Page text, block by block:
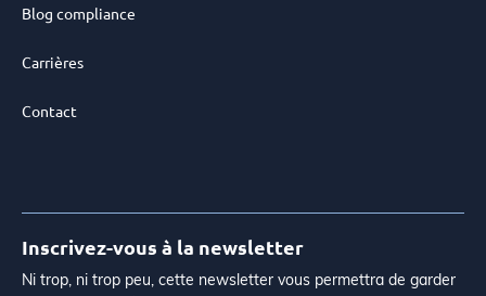
Blog compliance
Carrières
Contact
Inscrivez-vous à la newsletter
Ni trop, ni trop peu, cette newsletter vous permettra de garder